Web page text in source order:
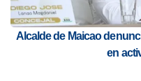
Alcalde de Maicao
en